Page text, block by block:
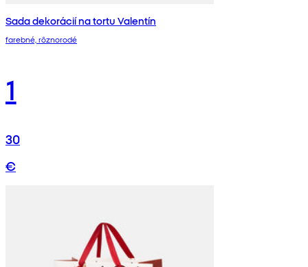
Sada dekorácií na tortu Valentín
farebné, rôznorodé
1
30
€